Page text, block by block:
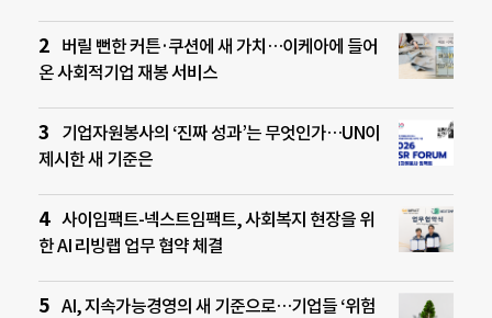
버릴 뻔한 커튼·쿠션에 새 가치…이케아에 들어
온 사회적기업 재봉 서비스
기업자원봉사의 ‘진짜 성과’는 무엇인가…UN이
제시한 새 기준은
사이임팩트-넥스트임팩트, 사회복지 현장을 위
한 AI 리빙랩 업무 협약 체결
AI, 지속가능경영의 새 기준으로…기업들 ‘위험